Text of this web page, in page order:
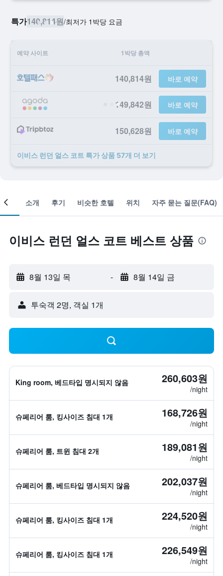
특가140,814원/​최저가 1박당 요금
예약 사이트 1박당 총액
140,814원 바로 예약
149,842원 바로 예약
150,628원 바로 예약
이비스 런던 얼스 코트 ​특가 ​상품 57개 ​더 ​보기
객실 소개 후기 비슷한 호텔 위치 자주 묻는 질문(FAQ)
이비스 런던 얼스 코트 베스트 상품
8월 13일 목 - 8월 14일 금
​투숙객 2​명, ​객실 1개
King room, 베드타입 명시되지 않음 260,603원
/night
슈페리어 룸, 킹사이즈 침대 1개 168,726원
/night
슈페리어 룸, 트윈 침대 2개 189,081원
/night
슈페리어 룸, 베드타입 명시되지 않음 202,037원
/night
슈페리어 룸, 킹사이즈 침대 1개 224,520원
/night
슈페리어 룸, 킹사이즈 침대 1개 226,549원
/night